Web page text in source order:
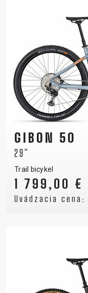
GIBON 50
29"
Trail bicykel
1 799,00 €
Uvádzacia cena: